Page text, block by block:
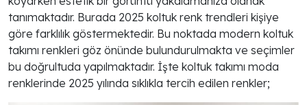
tanımaktadır. Burada 2025 koltuk renk trendleri kişiye
göre farklılık göstermektedir. Bu noktada modern koltuk
takımı renkleri göz önünde bulundurulmakta ve seçimler
bu doğrultuda yapılmaktadır. İşte koltuk takımı moda
renklerinde 2025 yılında sıklıkla tercih edilen renkler;